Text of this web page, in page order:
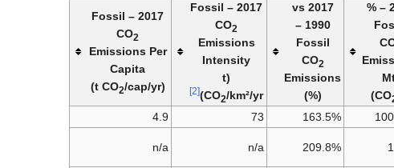
2017 – %
CO
2017 vs
1990 –
Fossil
CO2
Emissions
(%)
2017 – Fossil
CO2
Emissions
Intensity
(t
CO2/km²/yr)
[2]
2017 – Fossil
CO2
Emissions Per
Capita
(t CO
2/cap/yr)
163.5%
73
4.9
209.8%
n/a
n/a